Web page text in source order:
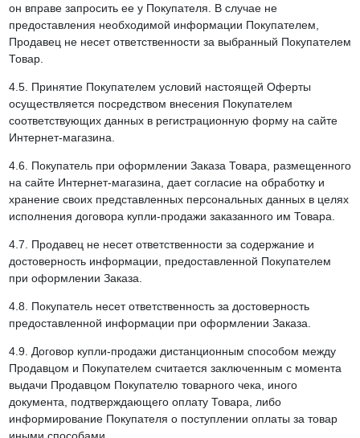
он вправе запросить ее у Покупателя. В случае не
предоставления необходимой информации Покупателем,
Продавец не несет ответственности за выбранный Покупателем
Товар.
4.5. Принятие Покупателем условий настоящей Оферты
осуществляется посредством внесения Покупателем
соответствующих данных в регистрационную форму на сайте
Интернет-магазина.
4.6. Покупатель при оформлении Заказа Товара, размещенного
на сайте Интернет-магазина, дает согласие на обработку и
хранение своих представленных персональных данных в целях
исполнения договора купли-продажи заказанного им Товара.
4.7. Продавец не несет ответственности за содержание и
достоверность информации, предоставленной Покупателем
при оформлении Заказа.
4.8. Покупатель несет ответственность за достоверность
предоставленной информации при оформлении Заказа.
4.9. Договор купли-продажи дистанционным способом между
Продавцом и Покупателем считается заключенным с момента
выдачи Продавцом Покупателю товарного чека, иного
документа, подтверждающего оплату Товара, либо
информирование Покупателя о поступлении оплаты за товар
иными способами